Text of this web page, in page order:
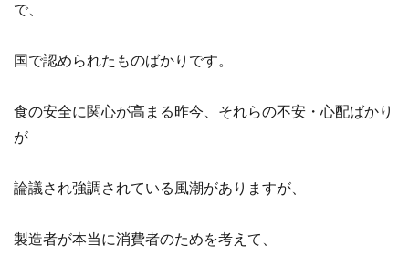
で、
国で認められたものばかりです。
食の安全に関心が高まる昨今、それらの不安・心配ばかり
が
論議され強調されている風潮がありますが、
製造者が本当に消費者のためを考えて、